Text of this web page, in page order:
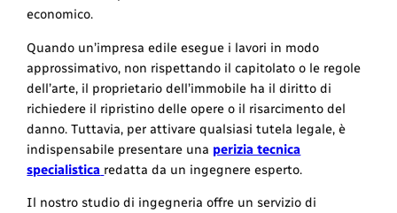
economico.
Quando un’impresa edile esegue i lavori in modo
approssimativo, non rispettando il capitolato o le regole
dell’arte, il proprietario dell’immobile ha il diritto di
richiedere il ripristino delle opere o il risarcimento del
danno. Tuttavia, per attivare qualsiasi tutela legale, è
indispensabile presentare una perizia tecnica
specialistica redatta da un ingegnere esperto.
Il nostro studio di ingegneria offre un servizio di